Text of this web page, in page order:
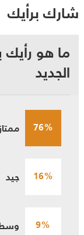
شارك برأيك
ما هو رأيك
الجديد
76% ممتاز
16% جيد
9%